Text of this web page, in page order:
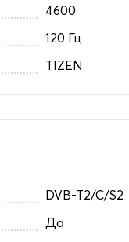
4600
120 Гц
TIZEN
DVB-T2/C/S2
Да